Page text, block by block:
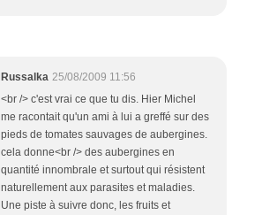
Russalka 25/08/2009 11:56
<br /> c'est vrai ce que tu dis. Hier Michel
me racontait qu'un ami à lui a greffé sur des
pieds de tomates sauvages de aubergines.
cela donne<br /> des aubergines en
quantité innombrale et surtout qui résistent
naturellement aux parasites et maladies.
Une piste à suivre donc, les fruits et